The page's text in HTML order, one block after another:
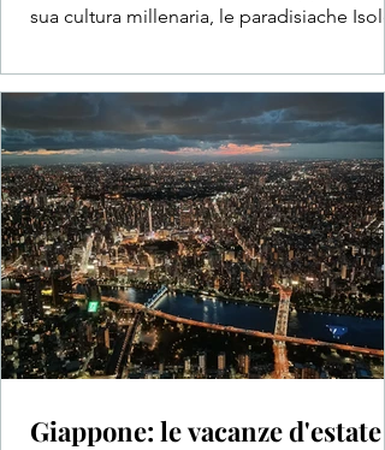
sua cultura millenaria, le paradisiache Isole
Giappone: le vacanze d'estate